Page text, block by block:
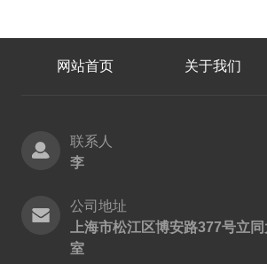
网站首页 关于我们
联系人
李
公司地址
上海市松江区博安路377号立
室